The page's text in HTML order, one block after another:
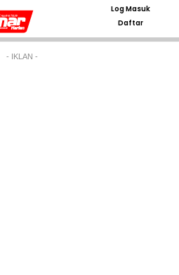
Log Masuk
Daftar
- IKLAN -